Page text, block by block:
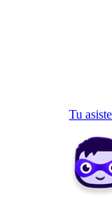
Tu